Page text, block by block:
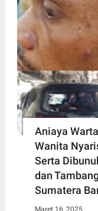
Aniaya
Wanita
Serta
dan
Sumatera